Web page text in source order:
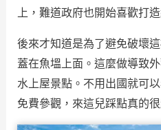
上，難道政府也開始喜歡打
後來才知道是為了避免破壞
蓋在魚塭上面。這麼做導致
水上屋景點。不用出國就可
免費參觀，來這兒踩點真的很